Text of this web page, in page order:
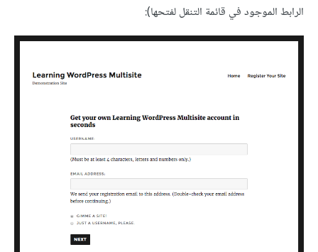
الرابط الموجود في قائمة التنقل لفتحها):